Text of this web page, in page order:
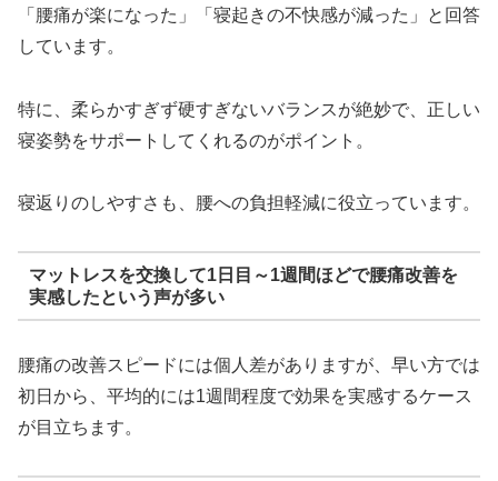
「腰痛が楽になった」「寝起きの不快感が減った」と回答
しています。
特に、柔らかすぎず硬すぎないバランスが絶妙で、正しい
寝姿勢をサポートしてくれるのがポイント。
寝返りのしやすさも、腰への負担軽減に役立っています。
マットレスを交換して1日目～1週間ほどで腰痛改善を
実感したという声が多い
腰痛の改善スピードには個人差がありますが、早い方では
初日から、平均的には1週間程度で効果を実感するケース
が目立ちます。